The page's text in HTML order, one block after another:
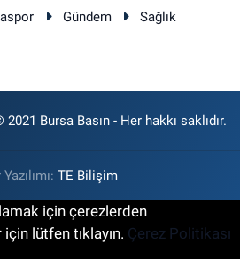
Gündem
Sağlık
Bursa Basın - Her hakkı saklıdır.
TE Bilişim
için çerezlerden
lütfen tıklayın. Çerez Politikası